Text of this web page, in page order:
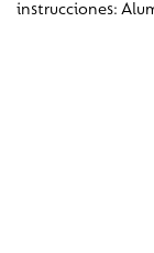
instrucciones: